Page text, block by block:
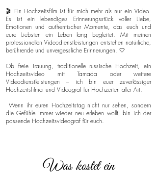
🎬 Ein Hochzeitsfilm ist für mich mehr als nur ein Video.
Es ist ein lebendiges Erinnerungsstück voller Liebe,
Emotionen und authentischer Momente, das euch und
eure Liebsten ein Leben lang begleitet. Mit meinen
professionellen Videodienstleistungen entstehen natürliche,
berührende und unvergessliche Erinnerungen. 🤍
Ob freie Trauung, traditionelle russische Hochzeit, ein
Hochzeitsvideo mit Tamada oder weitere
Videodienstleistungen – ich bin euer zuverlässiger
Hochzeitsfilmer und Videograf für Hochzeiten aller Art.
Wenn ihr euren Hochzeitstag nicht nur sehen, sondern
die Gefühle immer wieder neu erleben wollt, bin ich der
passende Hochzeitsvideograf für euch.
Was kostet ein